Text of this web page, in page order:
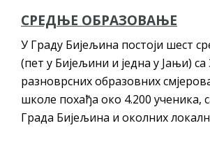
СРЕДЊЕ ОБРАЗОВАЊЕ
У Граду Бијељина постоји шест
(пет у Бијељини и једна у Јањи) са
разноврсних образовних
школе похађа око 4.200 ученика,
Града Бијељина и околних